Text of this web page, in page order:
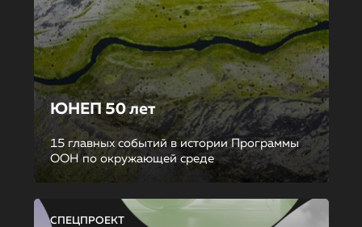
ЮНЕП 50 лет
15 главных событий в истории Программы
ООН по окружающей среде
СПЕЦПРОЕКТ